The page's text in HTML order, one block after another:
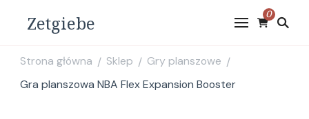
Zetgiebe 0
Strona główna / Sklep / Gry planszowe /
Gra planszowa NBA Flex Expansion Booster